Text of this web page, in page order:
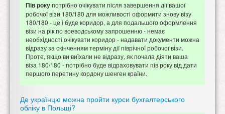
Пів рокупотрібно очікувати після завершення дії вашої
робочої візи 180/180 для можливості оформити знову візу
180/180 - це і буде коридор, а для подальшого оформлення
візи на рік по воеводському запрошенню - немає
необхідності очікувати коридор - надавати документи можна
відразу за скінченням терміну дії піврічної робочої візи.
Проте, якщо ви виїхали не відразу, як почала діяти ваша
віза 180/180 - потрібно буде відраховувати пів року від дати
першого перетину кордону шенген країни.
Де українцю можна пройти курси бухгалтерського
обліку в Польщі?